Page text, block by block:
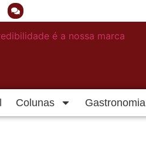
Colunas Gastronomia